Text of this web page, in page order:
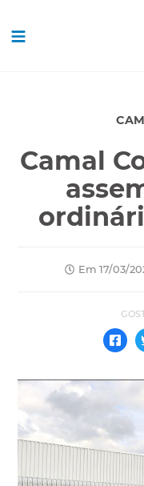
Camal
Em 17/03/